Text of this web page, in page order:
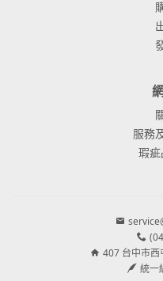
服務
瑕
407 台中市
統一